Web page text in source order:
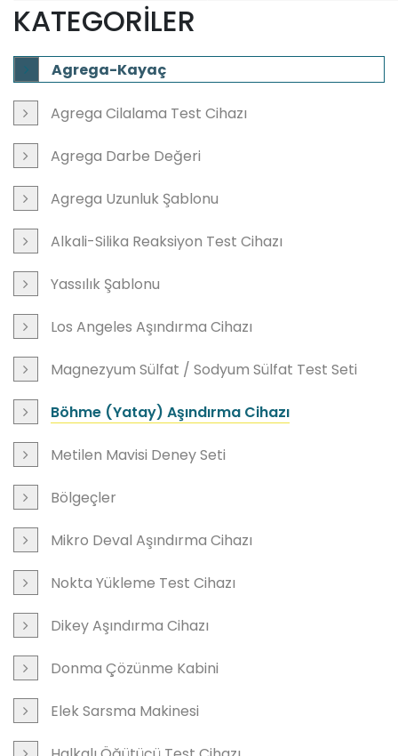
KATEGORİLER
Agrega-Kayaç
Agrega Cilalama Test Cihazı
Agrega Darbe Değeri
Agrega Uzunluk Şablonu
Alkali-Silika Reaksiyon Test Cihazı
Yassılık Şablonu
Los Angeles Aşındırma Cihazı
Magnezyum Sülfat / Sodyum Sülfat Test Seti
Böhme (Yatay) Aşındırma Cihazı
Metilen Mavisi Deney Seti
Bölgeçler
Mikro Deval Aşındırma Cihazı
Nokta Yükleme Test Cihazı
Dikey Aşındırma Cihazı
Donma Çözünme Kabini
Elek Sarsma Makinesi